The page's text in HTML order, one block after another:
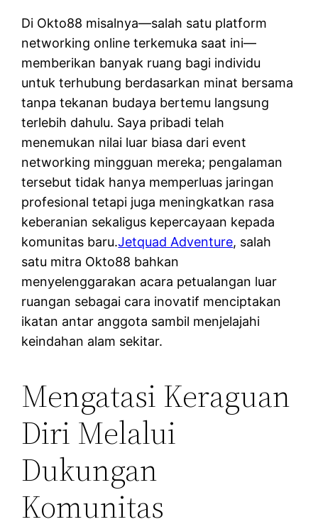
Di Okto88 misalnya—salah satu platform
networking online terkemuka saat ini—
memberikan banyak ruang bagi individu
untuk terhubung berdasarkan minat bersama
tanpa tekanan budaya bertemu langsung
terlebih dahulu. Saya pribadi telah
menemukan nilai luar biasa dari event
networking mingguan mereka; pengalaman
tersebut tidak hanya memperluas jaringan
profesional tetapi juga meningkatkan rasa
keberanian sekaligus kepercayaan kepada
komunitas baru.Jetquad Adventure, salah
satu mitra Okto88 bahkan
menyelenggarakan acara petualangan luar
ruangan sebagai cara inovatif menciptakan
ikatan antar anggota sambil menjelajahi
keindahan alam sekitar.
Mengatasi Keraguan
Diri Melalui
Dukungan
Komunitas